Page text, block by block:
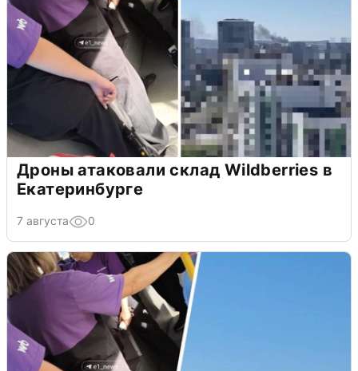
Дроны атаковали склад Wildberries в
Екатеринбурге
7 августа 0